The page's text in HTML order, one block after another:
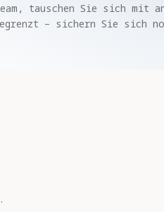
tauschen Sie sich mit
– sichern Sie sich